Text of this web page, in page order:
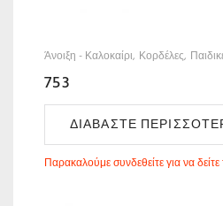
Άνοιξη - Καλοκαίρι Κορδέλες
753
ΔΙΑΒΆΣΤΕ
Παρακαλούμε συνδεθείτε για να δείτε